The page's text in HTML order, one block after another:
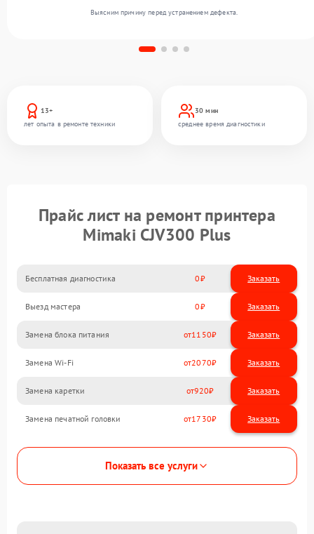
13+
лет опыта в ремонте техники
30 мин
среднее время диагностики
Выясним причину перед устранением дефекта.
Прайс лист на ремонт принтера
Mimaki CJV300 Plus
Бесплатная диагностика 0 Заказать
Выезд мастера 0 Заказать
Замена блока питания 1150
Замена Wi-Fi 2070
Замена каретки 920
Замена печатной головки 1730
Показать все услуги